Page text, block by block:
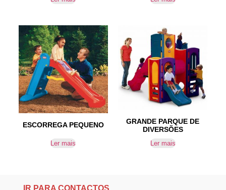
ESCORREGA PEQUENO
Ler mais
GRANDE PARQUE DE
DIVERSÕES
Ler mais
IR PARA CONTACTOS